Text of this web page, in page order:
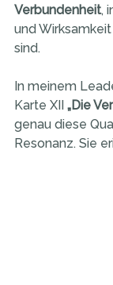
Verbundenheit,
und
sind.
In meinem
Karte XII „Die
genau diese
Resonanz. Sie